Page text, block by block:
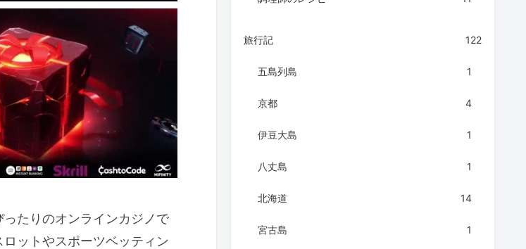
たりのオンラインカジノで
ットやスポーツベッティン
旅行記 122
五島列島 1
京都 4
伊豆大島 1
八丈島 1
北海道 14
宮古島 1